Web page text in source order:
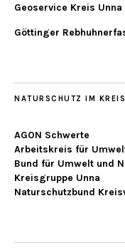
Geoservice Kreis Unna
Göttinger
NATURSCHUTZ IM
AGON Schwerte
Arbeitskreis für
Bund für Umwelt und
Kreisgruppe Unna
Naturschutzbund